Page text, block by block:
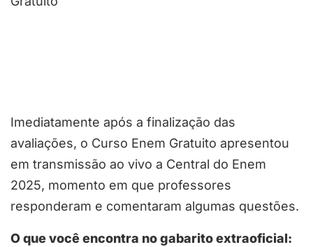
Imediatamente após a finalização das
avaliações, o Curso Enem Gratuito apresentou
em transmissão ao vivo a Central do Enem
2025, momento em que professores
responderam e comentaram algumas questões.
O que você encontra no gabarito extraoficial: